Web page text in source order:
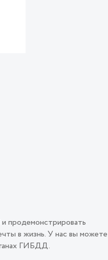
продемонстрировать
в жизнь. У нас вы можете
ГИБДД.